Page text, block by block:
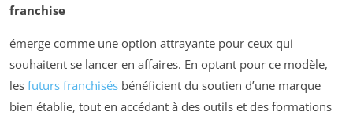
franchise
émerge comme une option attrayante pour ceux qui
souhaitent se lancer en affaires. En optant pour ce modèle,
les futurs franchisés bénéficient du soutien d’une marque
bien établie, tout en accédant à des outils et des formations